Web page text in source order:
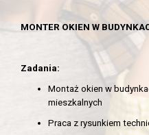
MONTER OKIEN W
Zadania:
Montaż okien w
mieszkalnych
Praca z rysunkiem